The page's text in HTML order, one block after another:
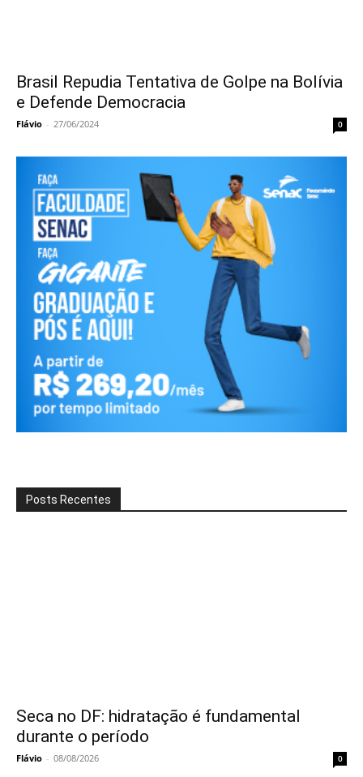
Brasil Repudia Tentativa de Golpe na Bolívia
e Defende Democracia
Flávio - 27/06/2024 0
Posts Recentes
Seca no DF: hidratação é fundamental
durante o período
Flávio - 08/08/2026 0